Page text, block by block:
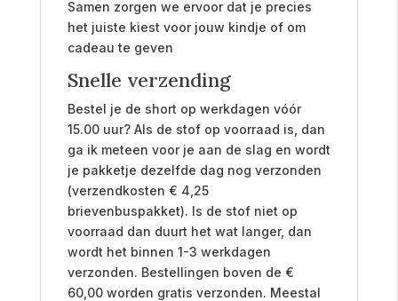
Samen zorgen we ervoor dat je precies
het juiste kiest voor jouw kindje of om
cadeau te geven
Snelle verzending
Bestel je de short op werkdagen vóór
15.00 uur? Als de stof op voorraad is, dan
ga ik meteen voor je aan de slag en wordt
je pakketje dezelfde dag nog verzonden
(verzendkosten € 4,25
brievenbuspakket). Is de stof niet op
voorraad dan duurt het wat langer, dan
wordt het binnen 1-3 werkdagen
verzonden. Bestellingen boven de €
60,00 worden gratis verzonden. Meestal